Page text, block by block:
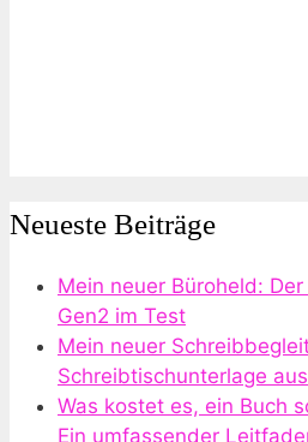
Neueste Beiträge
Mein neuer Büroheld:
Gen2 im Test
Mein neuer
Schreibtischunterlage
Was kostet es, ein Buch
Ein umfassender